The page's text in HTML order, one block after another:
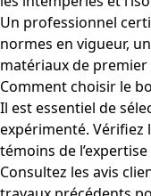
Un professionnel
normes en vigueur,
matériaux de premier
Comment choisir le
Il est essentiel de
expérimenté. Vérifiez
témoins de
Consultez les avis